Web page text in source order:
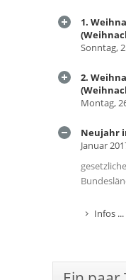
1.
Sonntag,
2.
Montag,
Neujahr
Januar
Infos ...